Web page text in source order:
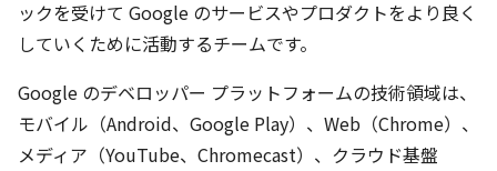
ックを受けて Google のサービスやプロダクトをより良く
していくために活動するチームです。
Google のデベロッパー プラットフォームの技術領域は、
モバイル（Android、Google Play）、Web（Chrome）、
メディア（YouTube、Chromecast）、クラウド基盤